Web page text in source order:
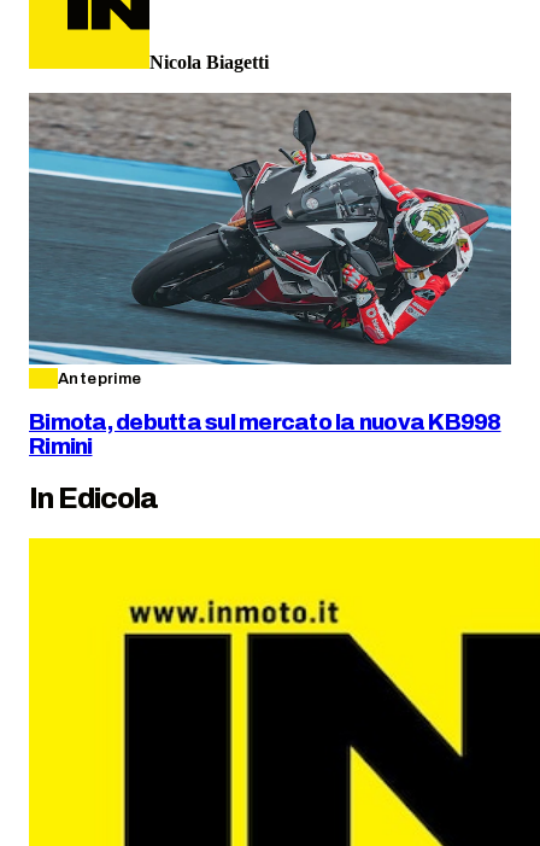
Nicola Biagetti
Anteprime
Bimota, debutta sul mercato la nuova KB998
Rimini
In Edicola